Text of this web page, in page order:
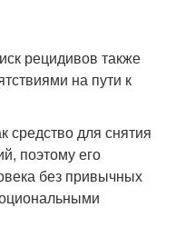
рецидивов также
на пути к
средство для снятия
поэтому его
без привычных